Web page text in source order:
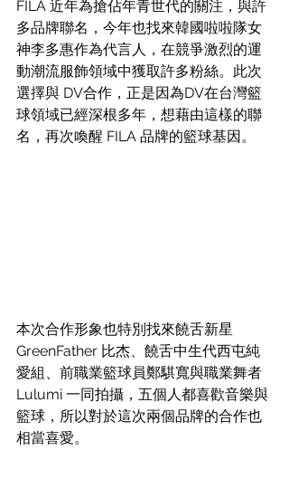
FILA 近年為搶佔年青世代的關注，與許
多品牌聯名，今年也找來韓國啦啦隊女
神李多惠作為代言人，在競爭激烈的運
動潮流服飾領域中獲取許多粉絲。此次
選擇與 DV合作，正是因為DV在台灣籃
球領域已經深根多年，想藉由這樣的聯
名，再次喚醒 FILA 品牌的籃球基因。
本次合作形象也特別找來饒舌新星
GreenFather 比杰、饒舌中生代西屯純
愛組、前職業籃球員鄭騏寬與職業舞者
Lulumi 一同拍攝，五個人都喜歡音樂與
籃球，所以對於這次兩個品牌的合作也
相當喜愛。